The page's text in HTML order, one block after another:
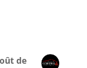
de